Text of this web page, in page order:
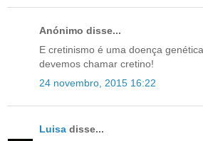
Anónimo disse...
E cretinismo é uma doença
devemos chamar cretino!
24 novembro, 2015 16:22
Luisa disse...